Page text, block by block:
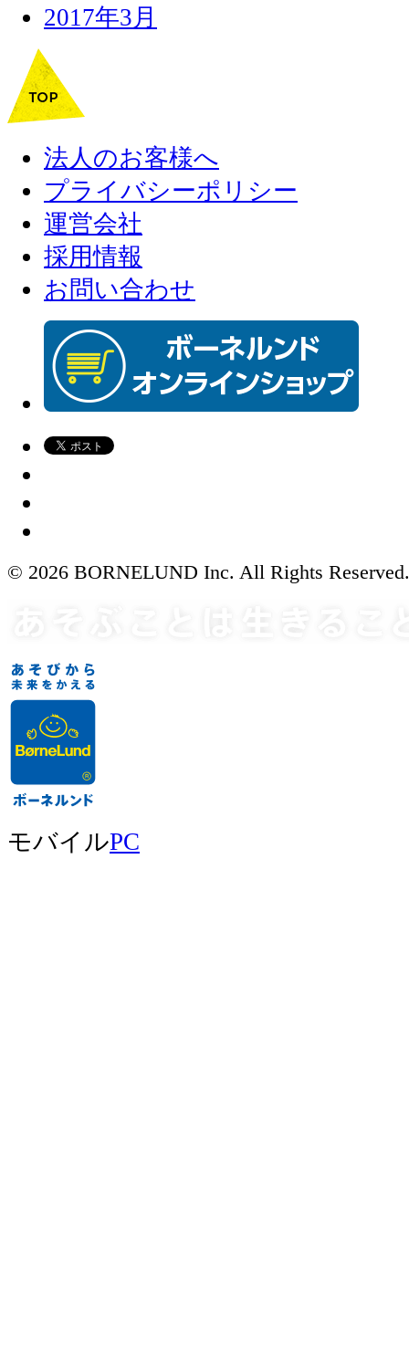
2017年3月
法人のお客様へ
プライバシーポリシー
運営会社
採用情報
お問い合わせ
© 2026 BORNELUND Inc. All Rights Reserved.
モバイルPC